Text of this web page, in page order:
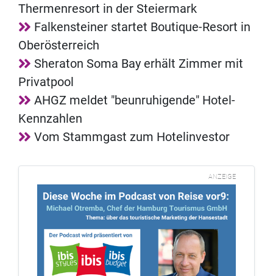
Thermenresort in der Steiermark
Falkensteiner startet Boutique-Resort in
Oberösterreich
Sheraton Soma Bay erhält Zimmer mit
Privatpool
AHGZ meldet "beunruhigende" Hotel-
Kennzahlen
Vom Stammgast zum Hotelinvestor
ANZEIGE